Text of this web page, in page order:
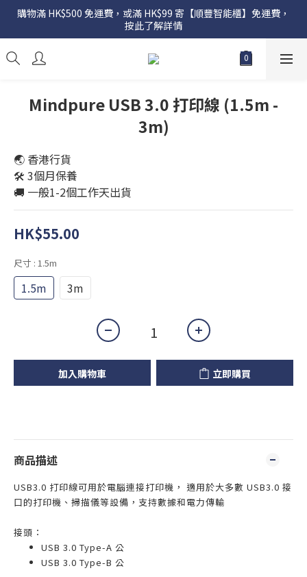
購物滿 HK$500 免運費，或滿 HK$99 寄【順豐智能櫃】免運費，
按此了解詳情
Mindpure USB 3.0 打印線 (1.5m -
3m)
🌏 香港行貨
🛠️ 3個月保養
🚚 一般1-2個工作天出貨
HK$55.00
尺寸 : 1.5m
1.5m 3m
加入購物車 立即購買
商品描述
USB3.0 打印線可用於電腦連接打印機， 適用於大多數 USB3.0 接
口的打印機、掃描儀等設備，支持數據和電力傳輸
接頭：
USB 3.0 Type-A 公
USB 3.0 Type-B 公